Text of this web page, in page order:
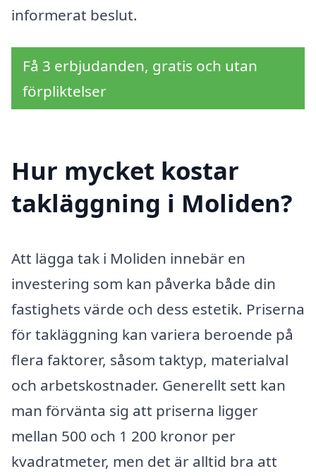
informerat beslut.
Få 3 erbjudanden, gratis och utan
förpliktelser
Hur mycket kostar
takläggning i Moliden?
Att lägga tak i Moliden innebär en
investering som kan påverka både din
fastighets värde och dess estetik. Priserna
för takläggning kan variera beroende på
flera faktorer, såsom taktyp, materialval
och arbetskostnader. Generellt sett kan
man förvänta sig att priserna ligger
mellan 500 och 1 200 kronor per
kvadratmeter, men det är alltid bra att